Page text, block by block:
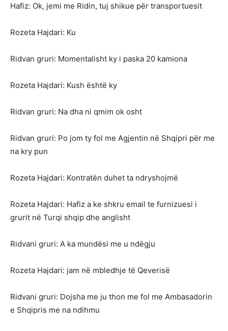
Hafiz: Ok, jemi me Ridin, tuj shikue për transportuesit
Rozeta Hajdari: Ku
Ridvan gruri: Momentalisht ky i paska 20 kamiona
Rozeta Hajdari: Kush është ky
Ridvan gruri: Na dha ni qmim ok osht
Ridvan gruri: Po jom ty fol me Agjentin në Shqipri për me
na kry pun
Rozeta Hajdari: Kontratën duhet ta ndryshojmë
Rozeta Hajdari: Hafiz a ke shkru email te furnizuesi i
grurit në Turqi shqip dhe anglisht
Ridvani gruri: A ka mundësi me u ndëgju
Rozeta Hajdari: jam në mbledhje të Qeverisë
Ridvani gruri: Dojsha me ju thon me fol me Ambasadorin
e Shqipris me na ndihmu